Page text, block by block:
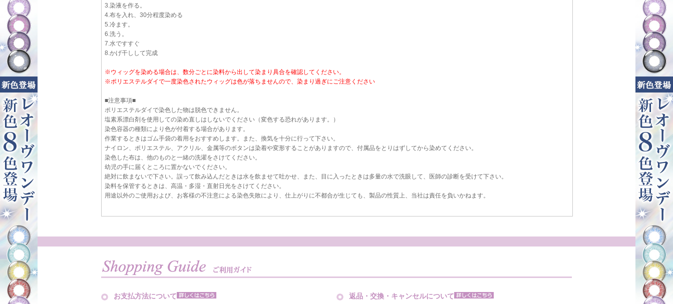
3.染液を作る。
4.布を入れ、30分程度染める
5.冷ます。
6.洗う。
7.水ですすぐ
8.かげ干しして完成
※ウィッグを染める場合は、数分ごとに染料から出して染まり具合を確認してください。
※ポリエステルダイで一度染色されたウィッグは色が落ちませんので、染まり過ぎにご注意ください
■注意事項■
ポリエステルダイで染色した物は脱色できません。
塩素系漂白剤を使用しての染め直しはしないでください（変色する恐れがあります。）
染色容器の種類により色が付着する場合があります。
作業するときはゴム手袋の着用をおすすめします。また、換気を十分に行って下さい。
ナイロン、ポリエステル、アクリル、金属等のボタンは染着や変形することがありますので、付属品をとりはずしてから染めてください。
染色した布は、他のものと一緒の洗濯をさけてください。
幼児の手に届くところに置かないでください。
絶対に飲まないで下さい。誤って飲み込んだときは水を飲ませて吐かせ、また、目に入ったときは多量の水で洗眼して、医師の診断を受けて下さい。
染料を保管するときは、高温・多湿・直射日光をさけてください。
用途以外のご使用および、お客様の不注意による染色失敗により、仕上がりに不都合が生じても、製品の性質上、当社は責任を負いかねます。
お支払方法について 返品・交換・キャンセルについて